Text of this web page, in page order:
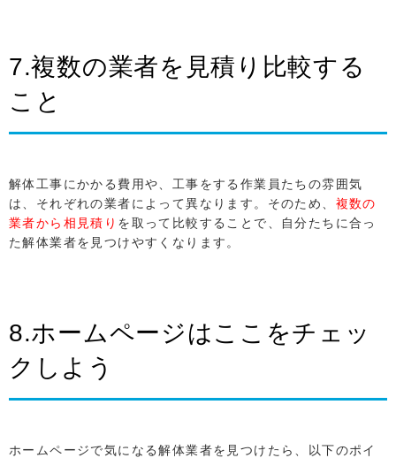
7.複数の業者を見積り比較する
こと
解体工事にかかる費用や、工事をする作業員たちの雰囲気
は、それぞれの業者によって異なります。そのため、 複数の
業者から相見積り を取って比較することで、自分たちに合っ
た解体業者を見つけやすくなります。
8.ホームページはここをチェッ
クしよう
ホームページで気になる解体業者を見つけたら、以下のポイ